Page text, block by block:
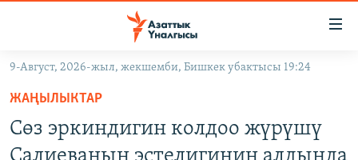
Навигацияга
өтүңүз
Издөөгө
салыңызКЫРГЫЗСТАН
ДҮЙНӨ
9-Август, 2026-жыл, жекшемби, Бишкек убактысы 19:24
ЖАҢЫЛЫКТАР
Сөз эркиндигин колдоо жүрүшү